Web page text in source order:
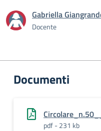
Gabriella
Docente
Documenti
pdf - 231 kb